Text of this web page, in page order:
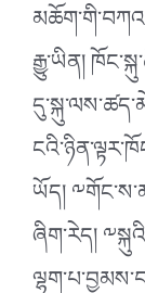
རྒྱུ་ཡིན།
ཡོད།
ཞིག་རེད།